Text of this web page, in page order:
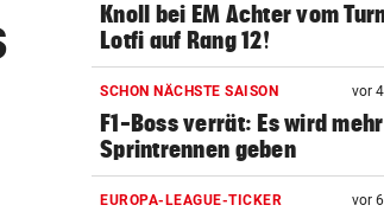
Knoll bei EM Achter vom
Lotfi auf Rang 12!
SCHON NÄCHSTE SAISON vor
F1-Boss verrät: Es wird mehr
Sprintrennen geben
EUROPA-LEAGUE-TICKER vor